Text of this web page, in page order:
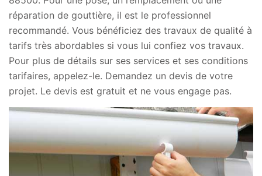
réparation de gouttière, il est le professionnel
recommandé. Vous bénéficiez des travaux de qualité à
tarifs très abordables si vous lui confiez vos travaux.
Pour plus de détails sur ses services et ses conditions
tarifaires, appelez-le. Demandez un devis de votre
projet. Le devis est gratuit et ne vous engage pas.